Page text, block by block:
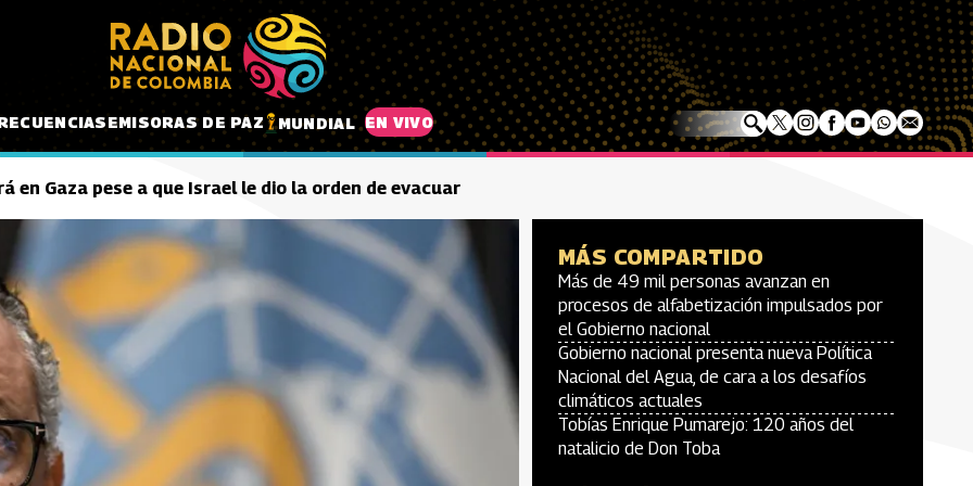
EMISORAS DE PAZ MUNDIAL EN VIVO
en Gaza pese a que Israel le dio la orden de evacuar
MÁS COMPARTIDO
Más de 49 mil personas avanzan en
procesos de alfabetización impulsados por
el Gobierno nacional
Gobierno nacional presenta nueva Política
Nacional del Agua, de cara a los desafíos
climáticos actuales
Tobías Enrique Pumarejo: 120 años del
natalicio de Don Toba